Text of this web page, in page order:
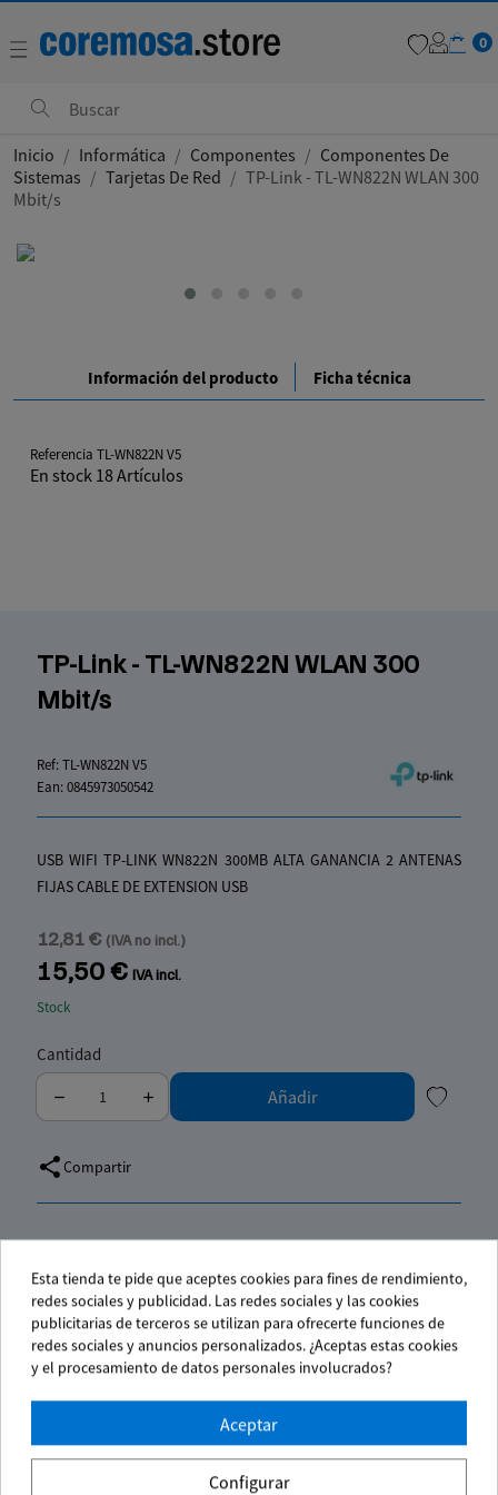
0
Inicio Informática Componentes
Componentes De
Sistemas
Tarjetas De Red
TP-Link - TL-WN822N WLAN 300
Mbit/s
Información del producto Ficha técnica
Referencia TL-WN822N V5
En stock 18 Artículos
TP-Link - TL-WN822N WLAN 300
Mbit/s
Ref:TL-WN822N V5
Ean:0845973050542
USB WIFI TP-LINK WN822N 300MB ALTA GANANCIA 2 ANTENAS
FIJAS CABLE DE EXTENSION USB
12,81 € (IVA no incl.)
15,50 € IVA incl.
Stock
Cantidad
Añadir
shareCompartir
Gastos de envío gratuitos por compras superiores a 70 €
(IVA No inc.)
Pago seguro
Esta tienda te pide que aceptes cookies para fines de rendimiento,
redes sociales y publicidad. Las redes sociales y las cookies
publicitarias de terceros se utilizan para ofrecerte funciones de
redes sociales y anuncios personalizados. ¿Aceptas estas cookies
y el procesamiento de datos personales involucrados?
Aceptar
Configurar